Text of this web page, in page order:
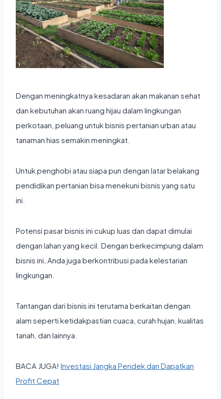
Dengan meningkatnya kesadaran akan makanan sehat
dan kebutuhan akan ruang hijau dalam lingkungan
perkotaan, peluang untuk bisnis pertanian urban atau
tanaman hias semakin meningkat.
Untuk penghobi atau siapa pun dengan latar belakang
pendidikan pertanian bisa menekuni bisnis yang satu
ini.
Potensi pasar bisnis ini cukup luas dan dapat dimulai
dengan lahan yang kecil. Dengan berkecimpung dalam
bisnis ini, Anda juga berkontribusi pada kelestarian
lingkungan.
Tantangan dari bisnis ini terutama berkaitan dengan
alam seperti ketidakpastian cuaca, curah hujan, kualitas
tanah, dan lainnya.
BACA JUGA! Investasi Jangka Pendek dan Dapatkan
Profit Cepat